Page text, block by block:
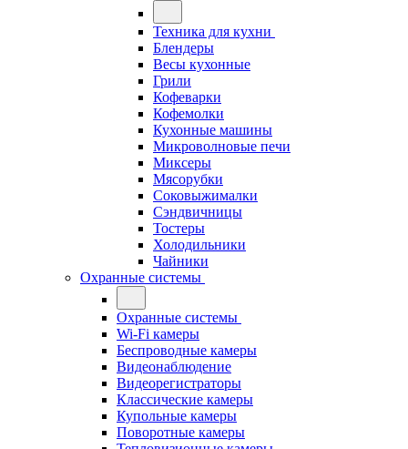
Техника для кухни
Блендеры
Весы кухонные
Грили
Кофеварки
Кофемолки
Кухонные машины
Микроволновые печи
Миксеры
Мясорубки
Соковыжималки
Сэндвичницы
Тостеры
Холодильники
Чайники
Охранные системы
Охранные системы
Wi-Fi камеры
Беспроводные камеры
Видеонаблюдение
Видеорегистраторы
Классические камеры
Купольные камеры
Поворотные камеры